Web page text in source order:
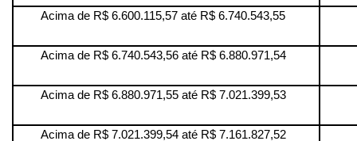
Acima de R$ 6.600.115,57 até R$ 6.740.543,55
Acima de R$ 6.740.543,56 até R$ 6.880.971,54
Acima de R$ 6.880.971,55 até R$ 7.021.399,53
Acima de R$ 7.021.399,54 até R$ 7.161.827,52